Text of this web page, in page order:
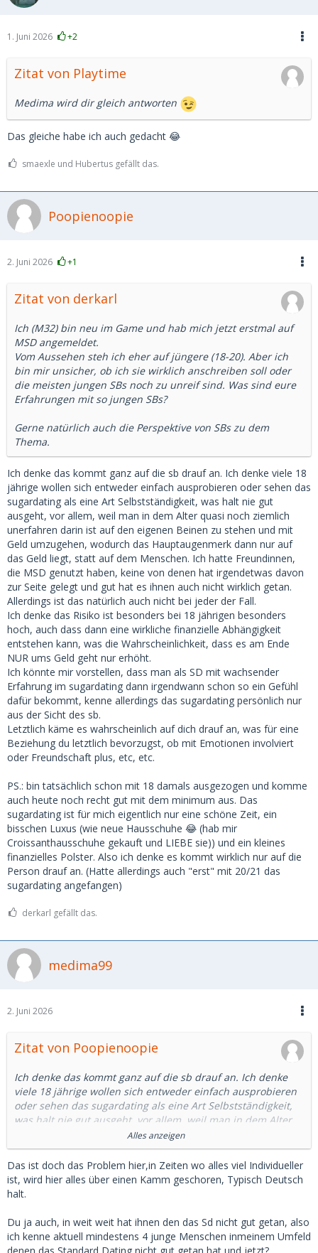
1. Juni 2026 +2
Zitat von Playtime
Medima wird dir gleich antworten
Das gleiche habe ich auch gedacht 😂
smaexle und Hubertus gefällt das.
Poopienoopie
2. Juni 2026 +1
Zitat von derkarl
Ich (M32) bin neu im Game und hab mich jetzt erstmal auf
MSD angemeldet.
Vom Aussehen steh ich eher auf jüngere (18-20). Aber ich
bin mir unsicher, ob ich sie wirklich anschreiben soll oder
die meisten jungen SBs noch zu unreif sind. Was sind eure
Erfahrungen mit so jungen SBs?
Gerne natürlich auch die Perspektive von SBs zu dem
Thema.
Ich denke das kommt ganz auf die sb drauf an. Ich denke viele 18
jährige wollen sich entweder einfach ausprobieren oder sehen das
sugardating als eine Art Selbstständigkeit, was halt nie gut
ausgeht, vor allem, weil man in dem Alter quasi noch ziemlich
unerfahren darin ist auf den eigenen Beinen zu stehen und mit
Geld umzugehen, wodurch das Hauptaugenmerk dann nur auf
das Geld liegt, statt auf dem Menschen. Ich hatte Freundinnen,
die MSD genutzt haben, keine von denen hat irgendetwas davon
zur Seite gelegt und gut hat es ihnen auch nicht wirklich getan.
Allerdings ist das natürlich auch nicht bei jeder der Fall.
Ich denke das Risiko ist besonders bei 18 jährigen besonders
hoch, auch dass dann eine wirkliche finanzielle Abhängigkeit
entstehen kann, was die Wahrscheinlichkeit, dass es am Ende
NUR ums Geld geht nur erhöht.
Ich könnte mir vorstellen, dass man als SD mit wachsender
Erfahrung im sugardating dann irgendwann schon so ein Gefühl
dafür bekommt, kenne allerdings das sugardating persönlich nur
aus der Sicht des sb.
Letztlich käme es wahrscheinlich auf dich drauf an, was für eine
Beziehung du letztlich bevorzugst, ob mit Emotionen involviert
oder Freundschaft plus, etc, etc.
PS.: bin tatsächlich schon mit 18 damals ausgezogen und komme
auch heute noch recht gut mit dem minimum aus. Das
sugardating ist für mich eigentlich nur eine schöne Zeit, ein
bisschen Luxus (wie neue Hausschuhe 😂 (hab mir
Croissanthausschuhe gekauft und LIEBE sie)) und ein kleines
finanzielles Polster. Also ich denke es kommt wirklich nur auf die
Person drauf an. (Hatte allerdings auch "erst" mit 20/21 das
sugardating angefangen)
derkarl gefällt das.
medima99
2. Juni 2026
Zitat von Poopienoopie
Ich denke das kommt ganz auf die sb drauf an. Ich denke
viele 18 jährige wollen sich entweder einfach ausprobieren
oder sehen das sugardating als eine Art Selbstständigkeit,
was halt nie gut ausgeht, vor allem, weil man in dem Alter
quasi noch ziemlich unerfahren darin ist auf den eigenen
Beinen zu stehen und mit Geld umzugehen, wodurch das
Hauptaugenmerk dann nur auf das Geld liegt, statt auf dem
Menschen. Ich hatte Freundinnen, die MSD genutzt haben,
keine von denen hat irgendetwas davon zur Seite gelegt und
natürlich auch nicht bei jeder der Fall.
Ich denke das Risiko ist besonders bei 18 jährigen
besonders hoch, auch dass dann eine wirkliche finanzielle
Alles anzeigen
Das ist doch das Problem hier,in Zeiten wo alles viel Individueller
ist, wird hier alles über einen Kamm geschoren, Typisch Deutsch
halt.
Du ja auch, in weit weit hat ihnen den das Sd nicht gut getan, also
ich kenne aktuell mindestens 4 junge Menschen inmeinem Umfeld